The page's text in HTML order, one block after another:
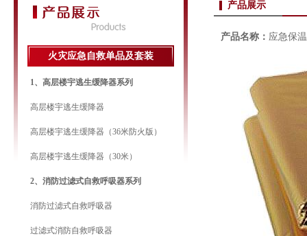
火灾应急自救单品及套装
1、高层楼宇逃生缓降器系列
高层楼宇逃生缓降器
高层楼宇逃生缓降器（36米防火版）
高层楼宇逃生缓降器（30米）
2、消防过滤式自救呼吸器系列
消防过滤式自救呼吸器
过滤式消防自救呼吸器
产品展示
产品名称： 应急保